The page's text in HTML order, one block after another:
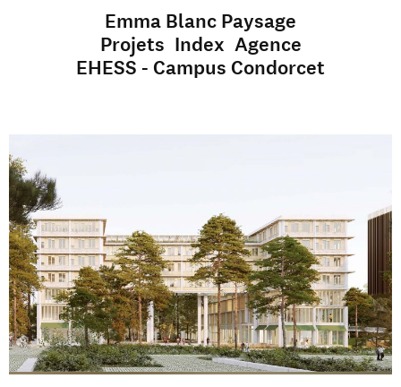
Emma Blanc Paysage
Projets Index Agence
EHESS - Campus Condorcet